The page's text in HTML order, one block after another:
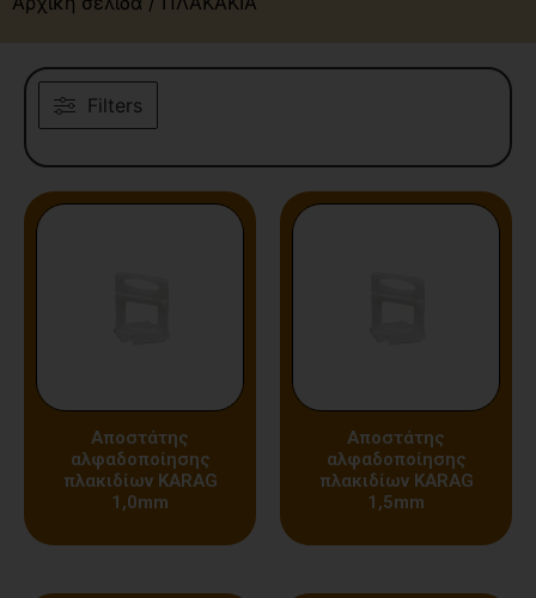
Filters
Αποστάτης
αλφαδοποίησης
πλακιδίων KARAG
1,0mm
Αποστάτης
αλφαδοποίησης
πλακιδίων KARAG
1,5mm